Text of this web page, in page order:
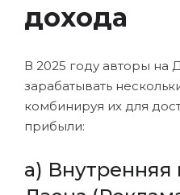
дохода
В 2025 году авторы на
зарабатывать
комбинируя их для
прибыли:
a) Внутренняя